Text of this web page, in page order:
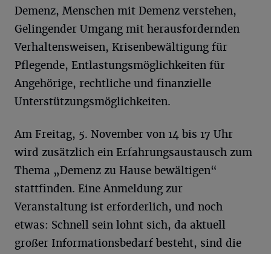
Demenz, Menschen mit Demenz verstehen,
Gelingender Umgang mit herausfordernden
Verhaltensweisen, Krisenbewältigung für
Pflegende, Entlastungsmöglichkeiten für
Angehörige, rechtliche und finanzielle
Unterstützungsmöglichkeiten.
Am Freitag, 5. November von 14 bis 17 Uhr
wird zusätzlich ein Erfahrungsaustausch zum
Thema „Demenz zu Hause bewältigen“
stattfinden. Eine Anmeldung zur
Veranstaltung ist erforderlich, und noch
etwas: Schnell sein lohnt sich, da aktuell
großer Informationsbedarf besteht, sind die